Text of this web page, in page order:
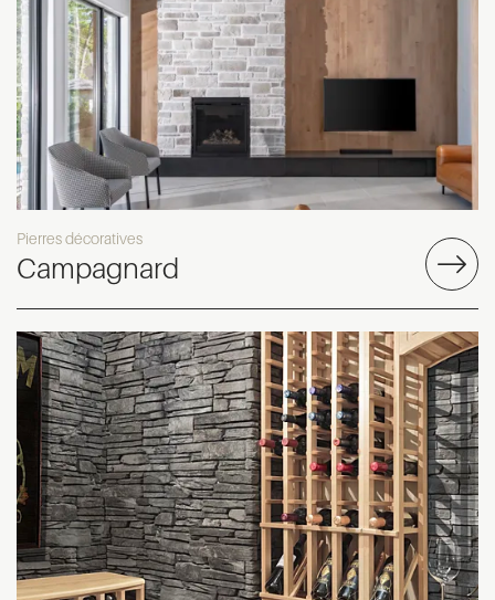
Pierres décoratives
Campagnard